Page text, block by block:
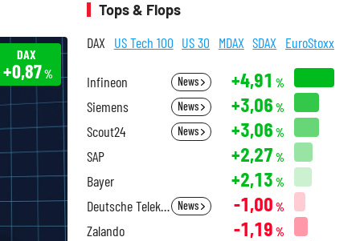
DAX
+0,87%
Tops & Flops
DAX US Tech 100 US 30 MDAX SDAX EuroStoxx
Infineon News +4,91 %
Siemens News +3,06 %
Scout24 News +3,06 %
SAP +2,27 %
Bayer +2,13 %
Deutsche Telekom News -1,00 %
Zalando -1,19 %